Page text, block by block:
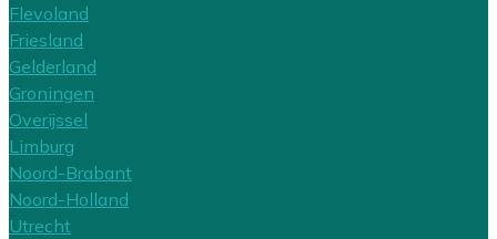
Flevoland
Friesland
Gelderland
Groningen
Overijssel
Limburg
Noord-Brabant
Noord-Holland
Utrecht